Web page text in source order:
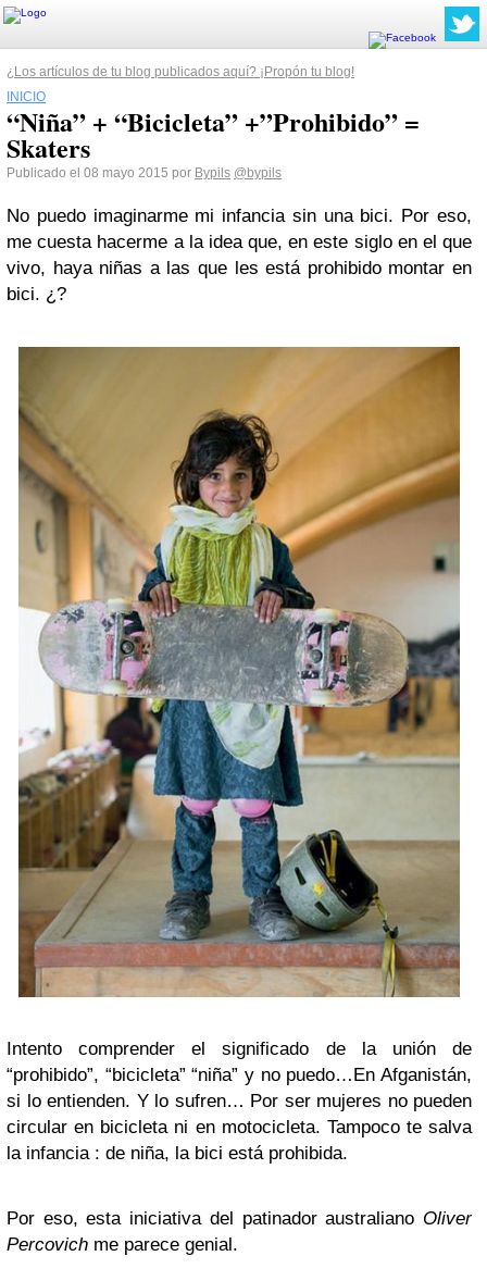
¿Los artículos de tu blog publicados aquí? ¡Propón tu blog!
INICIO
“Niña” + “Bicicleta” +”Prohibido” =
Skaters
Publicado el 08 mayo 2015 por Bypils @bypils
No puedo imaginarme mi infancia sin una bici. Por eso,
me cuesta hacerme a la idea que, en este siglo en el que
vivo, haya niñas a las que les está prohibido montar en
bici. ¿?
Intento comprender el significado de la unión de
“prohibido”, “bicicleta” “niña” y no puedo…En Afganistán,
si lo entienden. Y lo sufren… Por ser mujeres no pueden
circular en bicicleta ni en motocicleta. Tampoco te salva
la infancia : de niña, la bici está prohibida.
Por eso, esta iniciativa del patinador australiano Oliver
Percovich me parece genial.